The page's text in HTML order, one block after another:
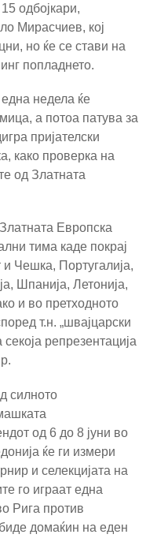
одбојкари,
Мирасчиев, кој
но ќе се стави на
попладнето.
недела ќе
а потоа патува за
пријателски
како проверка на
од Златната
Европска
тима каде покрај
и Чешка, Португалија,
Шпанија, Летонија,
и во претходното
т.н. „швајцарски
репрезентација
силното
од 6 до 8 јуни во
ќе ги измери
и селекцијата на
го играат една
Рига против
домаќин на еден